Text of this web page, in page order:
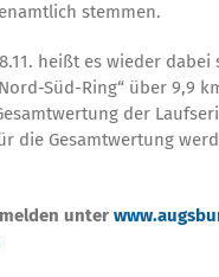
stemmen.
heißt es wieder dabei
Süd-Ring“ über 9,9
der
die Gesamtwertung
unter